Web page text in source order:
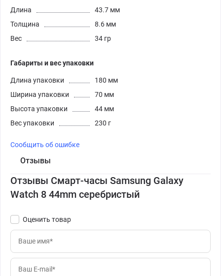
Длина
43.7 мм
Толщина
8.6 мм
Вес
34 гр
Габариты и вес упаковки
Длина упаковки
180 мм
Ширина упаковки
70 мм
Высота упаковки
44 мм
Вес упаковки
230 г
Сообщить об ошибке
Отзывы
Отзывы Смарт-часы Samsung Galaxy
Watch 8 44mm серебристый
Оценить товар